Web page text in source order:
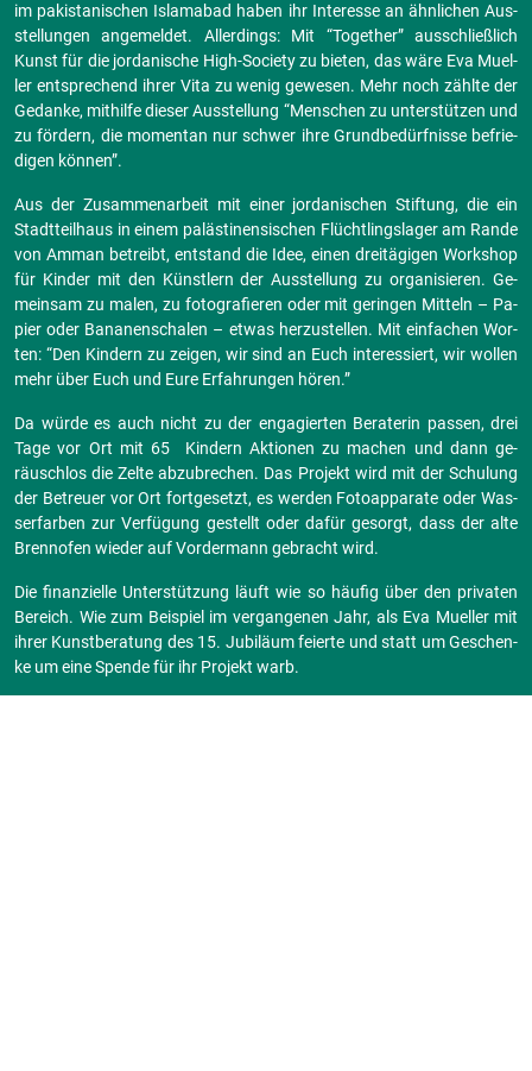
im pa­kis­ta­ni­schen Is­la­ma­bad haben ihr In­ter­es­se an ähn­li­chen Aus­
stel­lun­gen an­ge­mel­det. Al­ler­dings: Mit “To­ge­ther” aus­schließ­lich
Kunst für die jor­da­ni­sche High-So­cie­ty zu bie­ten, das wäre Eva Mu­el­
ler ent­spre­chend ihrer Vita zu wenig ge­we­sen. Mehr noch zähl­te der
Ge­dan­ke, mit­hil­fe die­ser Aus­stel­lung “Men­schen zu un­ter­stüt­zen und
zu för­dern, die mo­men­tan nur schwer ihre Grund­be­dürf­nis­se be­frie­
di­gen kön­nen”.
Aus der Zu­sam­men­ar­beit mit einer jor­da­ni­schen Stif­tung, die ein
Stadt­teil­haus in einem pa­läs­ti­nen­si­schen Flücht­lings­la­ger am Rande
von Amman be­treibt, ent­stand die Idee, einen drei­tä­gi­gen Work­shop
für Kin­der mit den Künst­lern der Aus­stel­lung zu or­ga­ni­sie­ren. Ge­
mein­sam zu malen, zu fo­to­gra­fie­ren oder mit ge­rin­gen Mit­teln – Pa­
pier oder Ba­na­nen­scha­len – etwas her­zu­stel­len. Mit ein­fa­chen Wor­
ten: “Den Kin­dern zu zei­gen, wir sind an Euch in­ter­es­siert, wir wol­len
mehr über Euch und Eure Er­fah­run­gen hören.”
Da würde es auch nicht zu der en­ga­gier­ten Be­ra­te­rin pas­sen, drei
Tage vor Ort mit 65 Kin­dern Ak­tio­nen zu ma­chen und dann ge­
räusch­los die Zelte ab­zu­bre­chen. Das Pro­jekt wird mit der Schu­lung
der Be­treu­er vor Ort fort­ge­setzt, es wer­den Fo­to­ap­pa­ra­te oder Was­
ser­far­ben zur Ver­fü­gung ge­stellt oder dafür ge­sorgt, dass der alte
Brenn­ofen wie­der auf Vor­der­mann ge­bracht wird.
Die fi­nan­zi­el­le Un­ter­stüt­zung läuft wie so häu­fig über den pri­va­ten
Be­reich. Wie zum Bei­spiel im ver­gan­ge­nen Jahr, als Eva Mu­el­ler mit
ihrer Kunst­be­ra­tung des 15. Ju­bi­lä­um fei­er­te und statt um Ge­schen­
ke um eine Spen­de für ihr Pro­jekt warb.